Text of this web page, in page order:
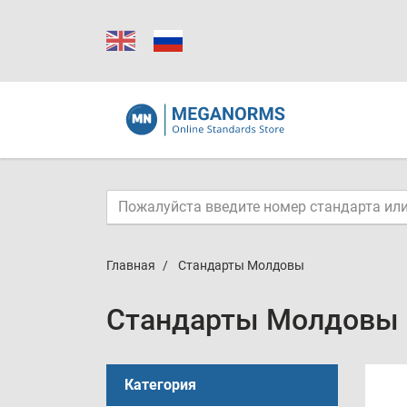
Главная Стандарты Молдовы
Стандарты Молдовы
Категория